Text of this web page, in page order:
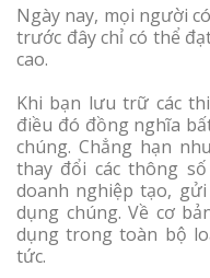
Ngày nay, mọi người
trước đây chỉ có thể
cao.
Khi bạn lưu trữ các
điều đó đồng nghĩa
chúng. Chẳng hạn
thay đổi các thông
doanh nghiệp tạo,
dụng chúng. Về cơ
dụng trong toàn bộ
tức.